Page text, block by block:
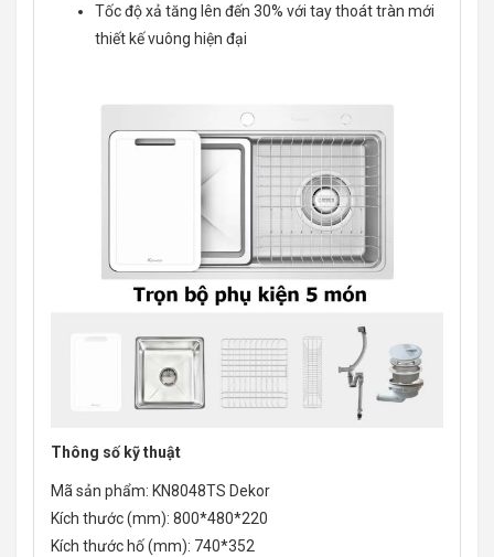
Tốc độ xả tăng lên đến 30% với tay thoát tràn mới
thiết kế vuông hiện đại
Thông số kỹ thuật
Mã sản phẩm: KN8048TS Dekor
Kích thước (mm): 800*480*220
Kích thước hố (mm): 740*352